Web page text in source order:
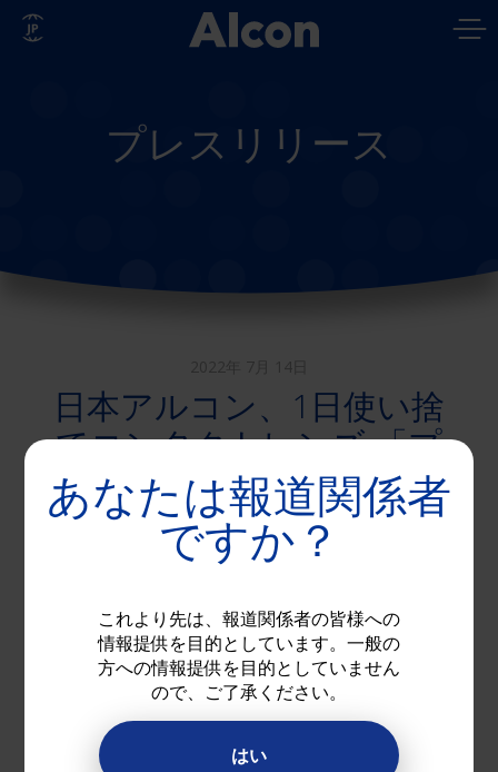
Skip
main
あなたは報道関係者
ですか？
これより先は、報道関係者の皆様への
情報提供を目的としています。一般の
方への情報提供を目的としていません
ので、ご了承ください。
はい
プレスリリース
日本アルコン、1日使い捨
てコンタクトレンズ 「プ
レシジョン ワン🄬 乱視
用」7月15日発売